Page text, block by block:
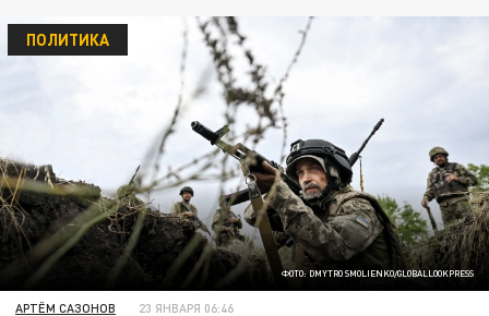
ФОТО: DMYTRO SMOLIENKO/GLOBALLOOKPRESS
ПОЛИТИКА
АРТЁМ САЗОНОВ 23 ЯНВАРЯ 06:46